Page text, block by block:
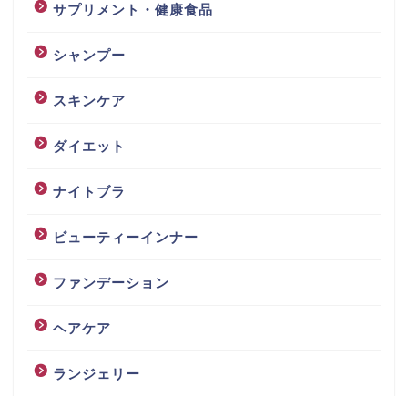
サプリメント・健康食品
シャンプー
スキンケア
ダイエット
ナイトブラ
ビューティーインナー
ファンデーション
ヘアケア
ランジェリー